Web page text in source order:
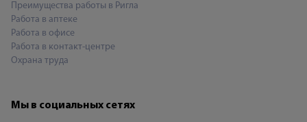
Преимущества работы в Ригла
Работа в аптеке
Работа в офисе
Работа в контакт-центре
Охрана труда
Мы в социальных сетях